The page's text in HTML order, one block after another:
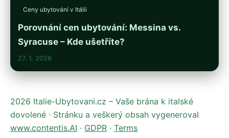
Ceny ubytování v Itálii
Porovnání cen ubytování: Messina vs.
Syracuse – Kde ušetříte?
27. 1. 2026
2026 Italie-Ubytovani.cz – Vaše brána k italské
dovolené · Stránku a veškerý obsah vygeneroval
www.contentis.AI · GDPR · Terms